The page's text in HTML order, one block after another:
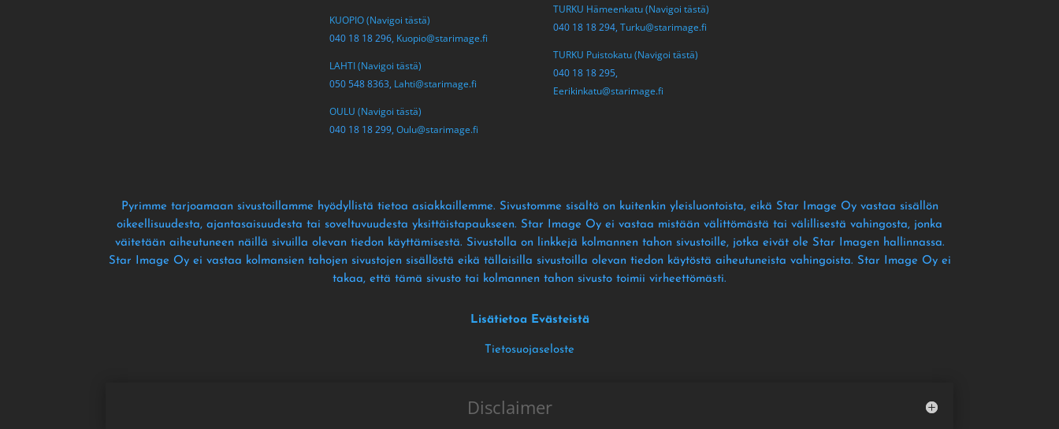
KUOPIO (Navigoi tästä)
040 18 18 296, Kuopio@starimage.fi
LAHTI (Navigoi tästä)
050 548 8363, Lahti@starimage.fi
OULU (Navigoi tästä)
040 18 18 299, Oulu@starimage.fi
TURKU Hämeenkatu (Navigoi tästä)
040 18 18 294, Turku@starimage.fi
TURKU Puistokatu (Navigoi tästä)
040 18 18 295,
Eerikinkatu@starimage.fi
Pyrimme tarjoamaan sivustoillamme hyödyllistä tietoa asiakkaillemme. Sivustomme sisältö on kuitenkin yleisluontoista, eikä Star Image Oy vastaa sisällön
oikeellisuudesta, ajantasaisuudesta tai soveltuvuudesta yksittäistapaukseen. Star Image Oy ei vastaa mistään välittömästä tai välillisestä vahingosta, jonka
väitetään aiheutuneen näillä sivuilla olevan tiedon käyttämisestä. Sivustolla on linkkejä kolmannen tahon sivustoille, jotka eivät ole Star Imagen hallinnassa.
Star Image Oy ei vastaa kolmansien tahojen sivustojen sisällöstä eikä tällaisilla sivustoilla olevan tiedon käytöstä aiheutuneista vahingoista. Star Image Oy ei
takaa, että tämä sivusto tai kolmannen tahon sivusto toimii virheettömästi.
Lisätietoa Evästeistä
Tietosuojaseloste
Disclaimer